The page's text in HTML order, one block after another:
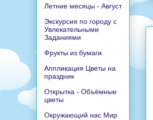
Летние месяцы - Август
Экскурсия по городу с
Увлекательными
Заданиями
Фрукты из бумаги
Аппликация Цветы на
праздник
Открытка - Объёмные
цветы
Окружающий нас Мир